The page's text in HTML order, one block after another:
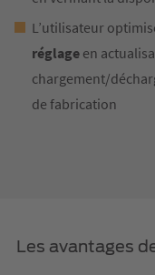
L’utilisateur
réglage en
chargement/
de fabrication
Les avantages